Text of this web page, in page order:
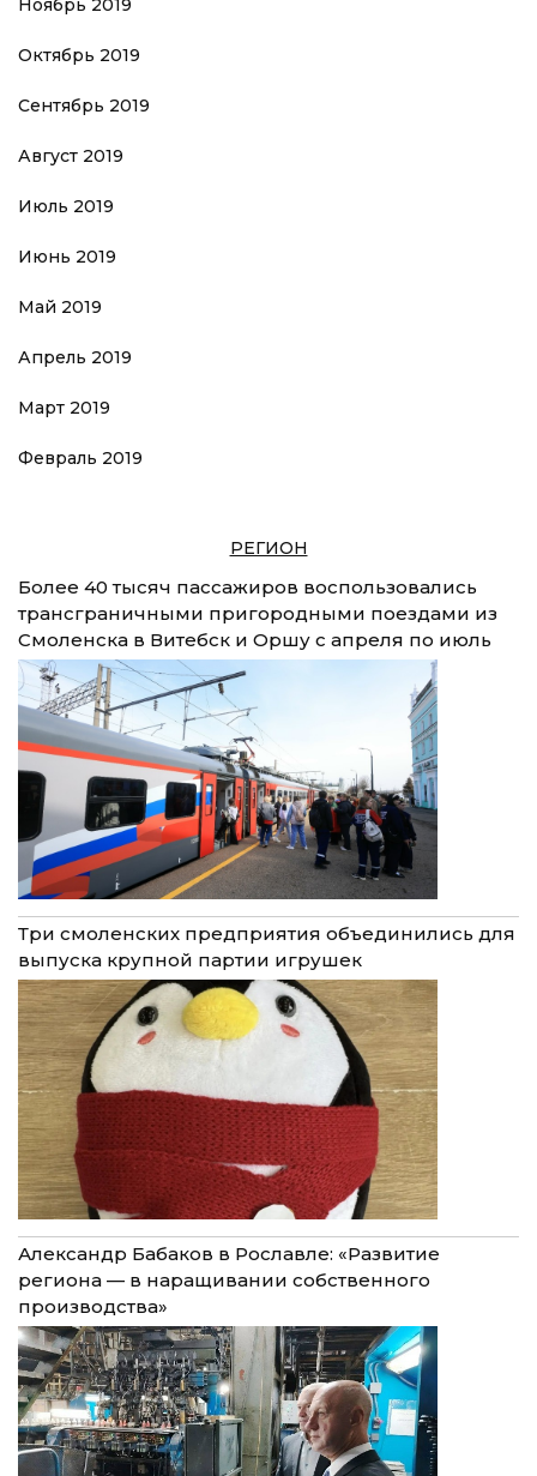
Ноябрь 2019
Октябрь 2019
Сентябрь 2019
Август 2019
Июль 2019
Июнь 2019
Май 2019
Апрель 2019
Март 2019
Февраль 2019
РЕГИОН
Более 40 тысяч пассажиров воспользовались
трансграничными пригородными поездами из
Смоленска в Витебск и Оршу с апреля по июль
Три смоленских предприятия объединились для
выпуска крупной партии игрушек
Александр Бабаков в Рославле: «Развитие
региона — в наращивании собственного
производства»